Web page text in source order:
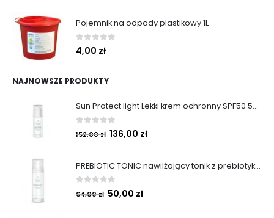
Pojemnik na odpady plastikowy 1L
0out of 5
4,00 zł
NAJNOWSZE PRODUKTY
Sun Protect light Lekki krem ochronny SPF50 50ml
out of 5
152,00zł 136,00 zł
PREBIOTIC TONIC nawilżający tonik z prebiotykami 200 ml
out of 5
64,00zł 50,00 zł